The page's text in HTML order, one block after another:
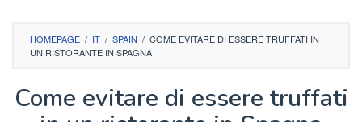
HOMEPAGE / IT / SPAIN / COME EVITARE DI ESSERE TRUFFATI IN
UN RISTORANTE IN SPAGNA
Come evitare di essere truffati